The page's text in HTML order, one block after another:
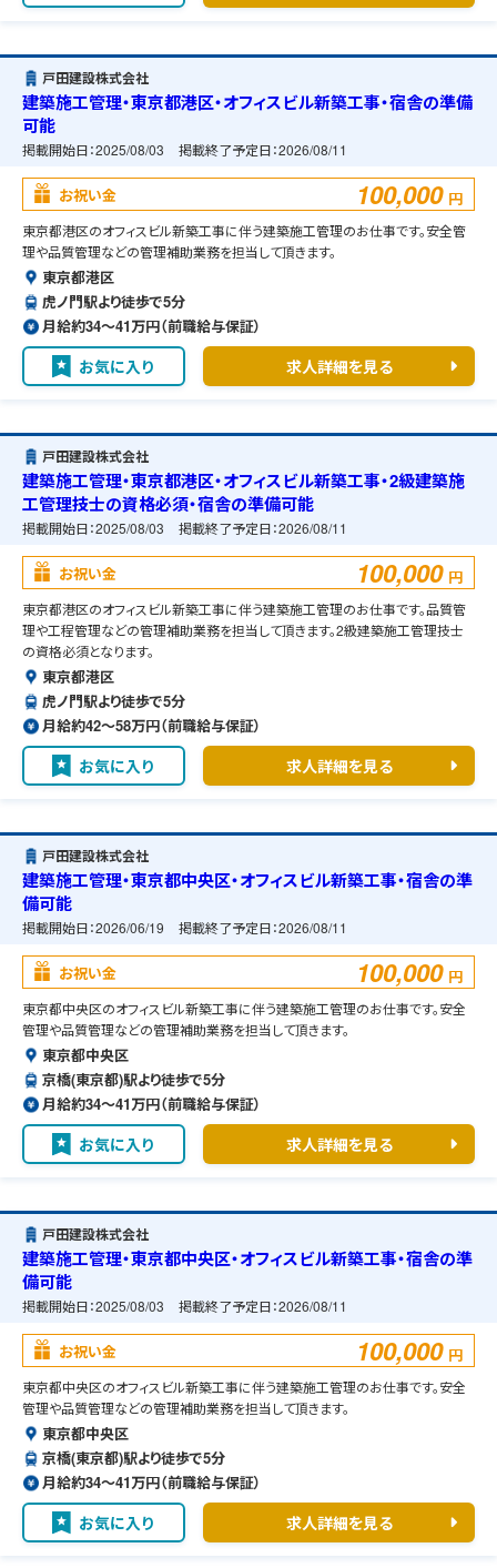
戸田建設株式会社
建築施工管理・東京都港区・オフィスビル新築工事・宿舎の準備
可能
掲載開始日：2025/08/03 掲載終了予定日：2026/08/11
お祝い金 100,000 円
東京都港区のオフィスビル新築工事に伴う建築施工管理のお仕事です。安全管
理や品質管理などの管理補助業務を担当して頂きます。
東京都港区
虎ノ門駅より徒歩で5分
月給約34〜41万円（前職給与保証）
お気に入り 求人詳細を見る
戸田建設株式会社
建築施工管理・東京都港区・オフィスビル新築工事・2級建築施
工管理技士の資格必須・宿舎の準備可能
掲載開始日：2025/08/03 掲載終了予定日：2026/08/11
お祝い金 100,000 円
東京都港区のオフィスビル新築工事に伴う建築施工管理のお仕事です。品質管
理や工程管理などの管理補助業務を担当して頂きます。2級建築施工管理技士
の資格必須となります。
東京都港区
虎ノ門駅より徒歩で5分
月給約42〜58万円（前職給与保証）
お気に入り 求人詳細を見る
戸田建設株式会社
建築施工管理・東京都中央区・オフィスビル新築工事・宿舎の準
備可能
掲載開始日：2026/06/19 掲載終了予定日：2026/08/11
お祝い金 100,000 円
東京都中央区のオフィスビル新築工事に伴う建築施工管理のお仕事です。安全
管理や品質管理などの管理補助業務を担当して頂きます。
東京都中央区
京橋(東京都)駅より徒歩で5分
月給約34〜41万円（前職給与保証）
お気に入り 求人詳細を見る
戸田建設株式会社
建築施工管理・東京都中央区・オフィスビル新築工事・宿舎の準
備可能
掲載開始日：2025/08/03 掲載終了予定日：2026/08/11
お祝い金 100,000 円
東京都中央区のオフィスビル新築工事に伴う建築施工管理のお仕事です。安全
管理や品質管理などの管理補助業務を担当して頂きます。
東京都中央区
京橋(東京都)駅より徒歩で5分
月給約34〜41万円（前職給与保証）
お気に入り 求人詳細を見る